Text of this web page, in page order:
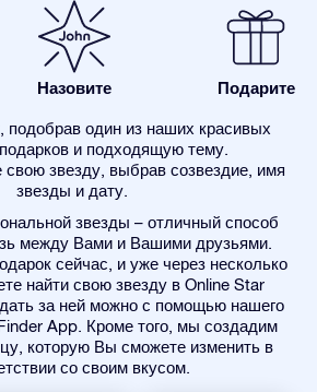
Назовите Подарите
подобрав один из наших красивых
и подходящую тему.
свою звезду, выбрав созвездие, имя
звезды и дату.
звезды – отличный способ
между Вами и Вашими друзьями.
сейчас, и уже через несколько
найти свою звезду в Online Star
за ней можно с помощью нашего
App. Кроме того, мы создадим
которую Вы сможете изменить в
со своим вкусом.